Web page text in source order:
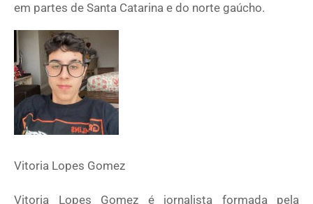
em partes de Santa Catarina e do norte gaúcho.
Vitoria Lopes Gomez
Vitoria Lopes Gomez é jornalista formada pela